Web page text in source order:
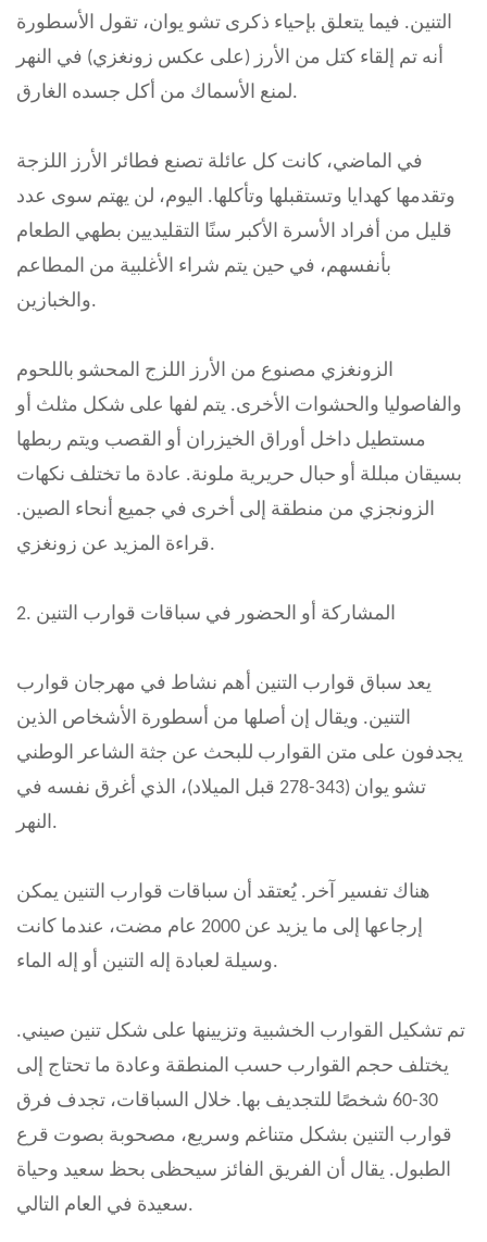
التنين. فيما يتعلق بإحياء ذكرى تشو يوان، تقول الأسطورة
أنه تم إلقاء كتل من الأرز (على عكس زونغزي) في النهر
لمنع الأسماك من أكل جسده الغارق.
في الماضي، كانت كل عائلة تصنع فطائر الأرز اللزجة
وتقدمها كهدايا وتستقبلها وتأكلها. اليوم، لن يهتم سوى عدد
قليل من أفراد الأسرة الأكبر سنًا التقليديين بطهي الطعام
بأنفسهم، في حين يتم شراء الأغلبية من المطاعم
والخبازين.
الزونغزي مصنوع من الأرز اللزج المحشو باللحوم
والفاصوليا والحشوات الأخرى. يتم لفها على شكل مثلث أو
مستطيل داخل أوراق الخيزران أو القصب ويتم ربطها
بسيقان مبللة أو حبال حريرية ملونة. عادة ما تختلف نكهات
الزونجزي من منطقة إلى أخرى في جميع أنحاء الصين.
قراءة المزيد عن زونغزي.
2. المشاركة أو الحضور في سباقات قوارب التنين
يعد سباق قوارب التنين أهم نشاط في مهرجان قوارب
التنين. ويقال إن أصلها من أسطورة الأشخاص الذين
يجدفون على متن القوارب للبحث عن جثة الشاعر الوطني
تشو يوان (343-278 قبل الميلاد)، الذي أغرق نفسه في
النهر.
هناك تفسير آخر. يُعتقد أن سباقات قوارب التنين يمكن
إرجاعها إلى ما يزيد عن 2000 عام مضت، عندما كانت
وسيلة لعبادة إله التنين أو إله الماء.
تم تشكيل القوارب الخشبية وتزيينها على شكل تنين صيني.
يختلف حجم القوارب حسب المنطقة وعادة ما تحتاج إلى
30-60 شخصًا للتجديف بها. خلال السباقات، تجدف فرق
قوارب التنين بشكل متناغم وسريع، مصحوبة بصوت قرع
الطبول. يقال أن الفريق الفائز سيحظى بحظ سعيد وحياة
سعيدة في العام التالي.